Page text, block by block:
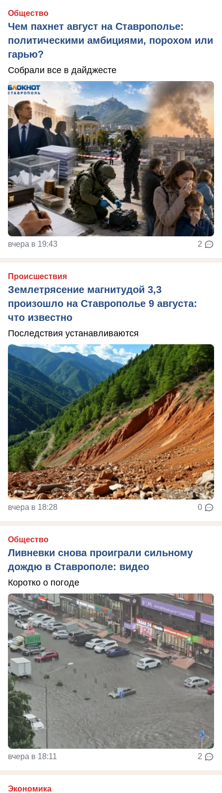
Общество
Чем пахнет август на Ставрополье:
политическими амбициями, порохом или
гарью?
Собрали все в дайджесте
вчера в 19:43 2
Происшествия
Землетрясение магнитудой 3,3
произошло на Ставрополье 9 августа:
что известно
Последствия устанавливаются
вчера в 18:28 0
Общество
Ливневки снова проиграли сильному
дождю в Ставрополе: видео
Коротко о погоде
вчера в 18:11 2
Экономика